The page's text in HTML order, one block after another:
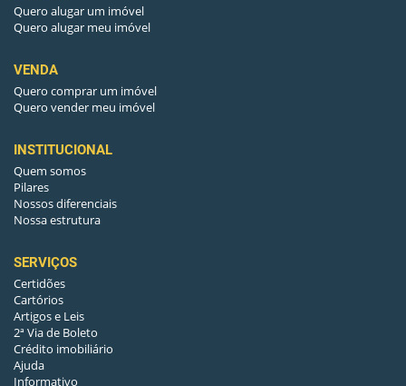
Quero alugar um imóvel
Quero alugar meu imóvel
VENDA
Quero comprar um imóvel
Quero vender meu imóvel
INSTITUCIONAL
Quem somos
Pilares
Nossos diferenciais
Nossa estrutura
SERVIÇOS
Certidões
Cartórios
Artigos e Leis
2ª Via de Boleto
Crédito imobiliário
Ajuda
Informativo